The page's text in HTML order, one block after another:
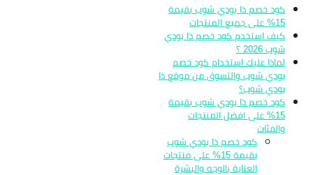
كود خصم ذا بودي شوب بقيمة
15% على جميع المنتجات
كيف استخدم كود خصم ذا بودي
شوب 2026 ؟
لماذا عليك استخدام كود خصم
بودي شوب والتسوق من موقع ذا
بودي شوب؟
كود خصم ذا بودي شوب بقيمة
15% على افضل المنتجات
والفئات
كود خصم ذا بودي شوب
بقيمة 15% على منتجات
العناية بالوجه والبشرة